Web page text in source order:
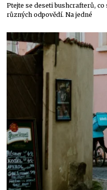
Ptejte se deseti bushcrafterů,
různých odpovědí. Na jedné